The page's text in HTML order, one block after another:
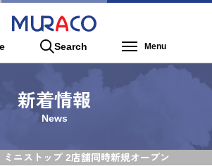
Search Menu
新着情報
News
ミニストップ 2店舗同時新規オープン